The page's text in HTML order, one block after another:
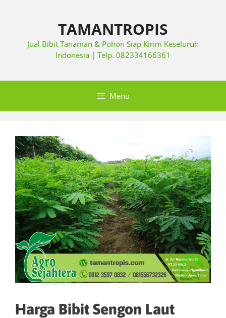
TAMANTROPIS
Jual Bibit Tanaman & Pohon Siap Kirim Keseluruh
Indonesia | Telp. 082334166361
Menu
Harga Bibit Sengon Laut